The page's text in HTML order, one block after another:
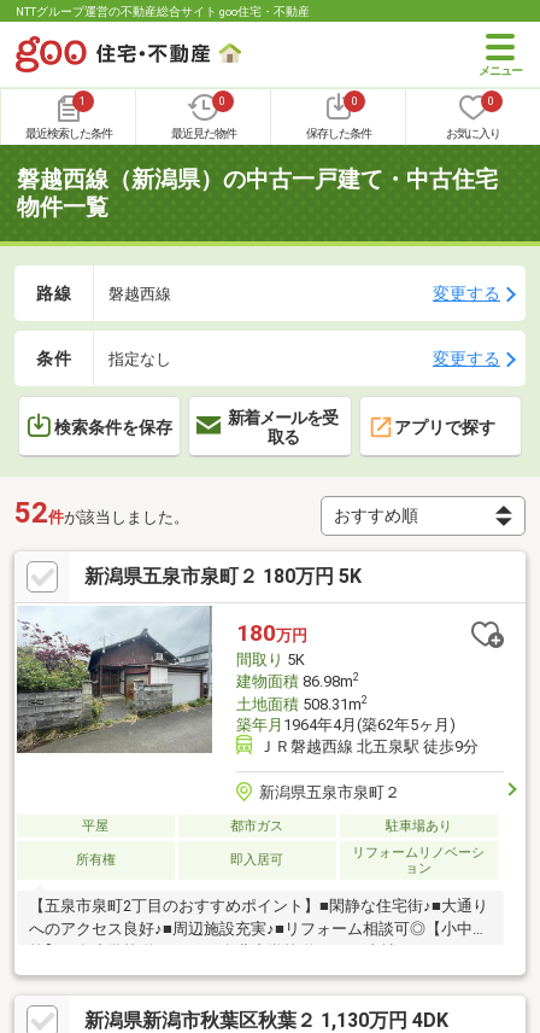
NTTグループ運営の不動産総合サイト goo住宅・不動産
1
最近検索した条件
0
最近見た物件
0
保存した条件
0
お気に入り
磐越西線（新潟県）の中古一戸建て・中古住宅
物件一覧
路線 磐越西線 変更する
条件 指定なし 変更する
検索条件を保存
新着メールを受
取る
アプリで探す
52件が該当しました。
新潟県五泉市泉町２ 180万円 5K
180万円
間取り 5K
建物面積86.98m2
土地面積508.31m2
築年月 1964年4月(築62年5ヶ月)
ＪＲ磐越西線 北五泉駅 徒歩9分
新潟県五泉市泉町２
平屋 都市ガス 駐車場あり
所有権 即入居可
リフォームリノベーシ
ョン
【五泉市泉町2丁目のおすすめポイント】■閑静な住宅街♪■大通り
へのアクセス良好♪■周辺施設充実♪■リフォーム相談可◎【小中学
ではSUUMOには載っていない物件資料を確認することができま
す♪住宅に関することなら、「年間取引件数500件以上」の実績が
あるハーバーエステートになんでもご相談ください。
新潟県新潟市秋葉区秋葉２ 1,130万円 4DK